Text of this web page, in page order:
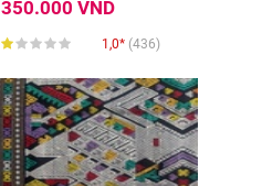
350.000 VND
1,0* (436)